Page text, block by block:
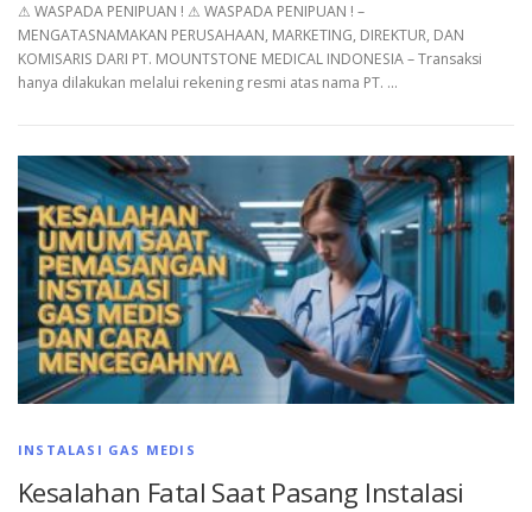
⚠︎ WASPADA PENIPUAN ! ⚠︎ WASPADA PENIPUAN ! –
MENGATASNAMAKAN PERUSAHAAN, MARKETING, DIREKTUR, DAN
KOMISARIS DARI PT. MOUNTSTONE MEDICAL INDONESIA – Transaksi
hanya dilakukan melalui rekening resmi atas nama PT. …
INSTALASI GAS MEDIS
Kesalahan Fatal Saat Pasang Instalasi